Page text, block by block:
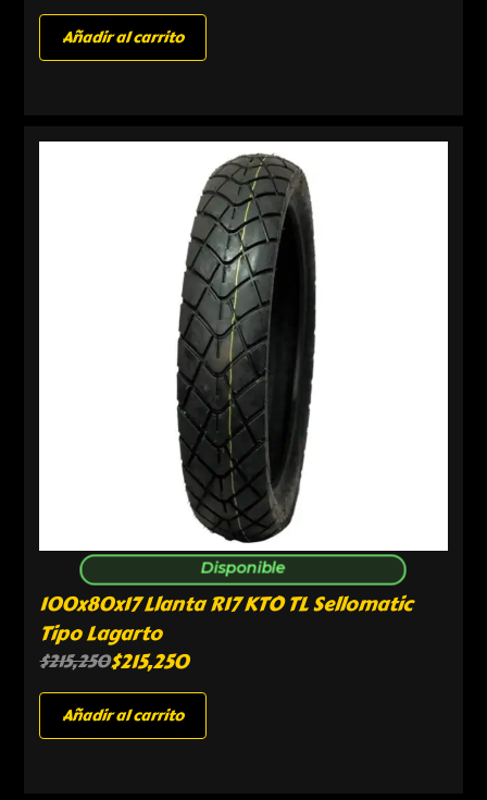
Añadir al carrito
Disponible
100x80x17 Llanta R17 KTO TL Sellomatic
Tipo Lagarto
$215,250$215,250
Añadir al carrito